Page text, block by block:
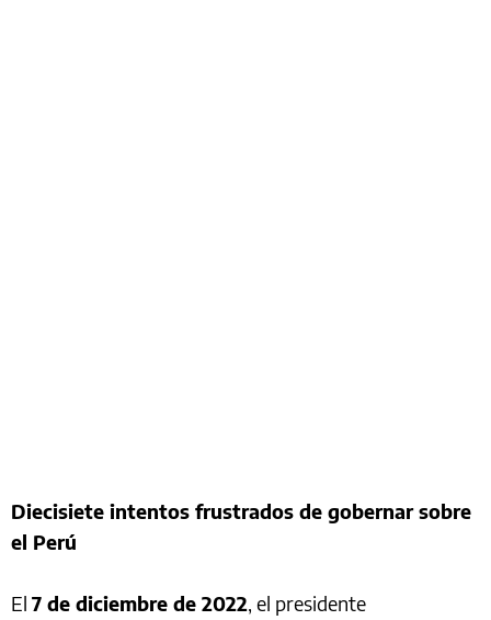
Diecisiete intentos frustrados de gobernar sobre
el Perú
El 7 de diciembre de 2022, el presidente